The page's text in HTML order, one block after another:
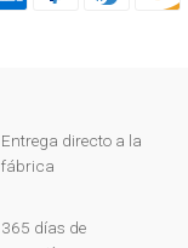
Entrega directo a la
fábrica
365 días de